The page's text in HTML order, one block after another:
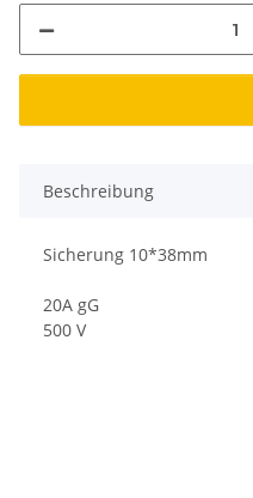
Beschreibung
Sicherung 10*38mm
20A gG
500 V